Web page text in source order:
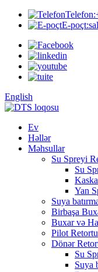
Telefon:
E-poçt:
English
Ev
Həllər
Məhsullar
Su Spreyi
Su
Yan
Suya
Birbaşa
Buxar və
Pilot Retortu
Dönər
Su
Suya